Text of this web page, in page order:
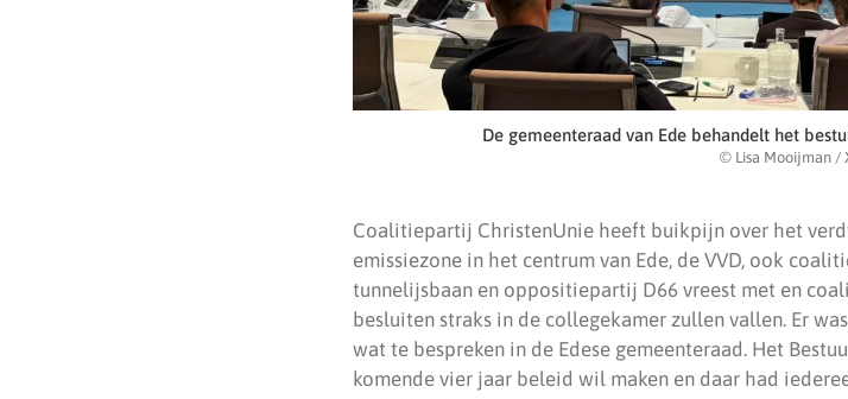
De gemeenteraad van Ede behandelt het
© Lisa Mooijman /
Coalitiepartij ChristenUnie heeft buikpijn over het
emissiezone in het centrum van Ede, de VVD, ook
tunnelijsbaan en oppositiepartij D66 vreest met en
besluiten straks in de collegekamer zullen vallen. Er
wat te bespreken in de Edese gemeenteraad. Het
komende vier jaar beleid wil maken en daar had